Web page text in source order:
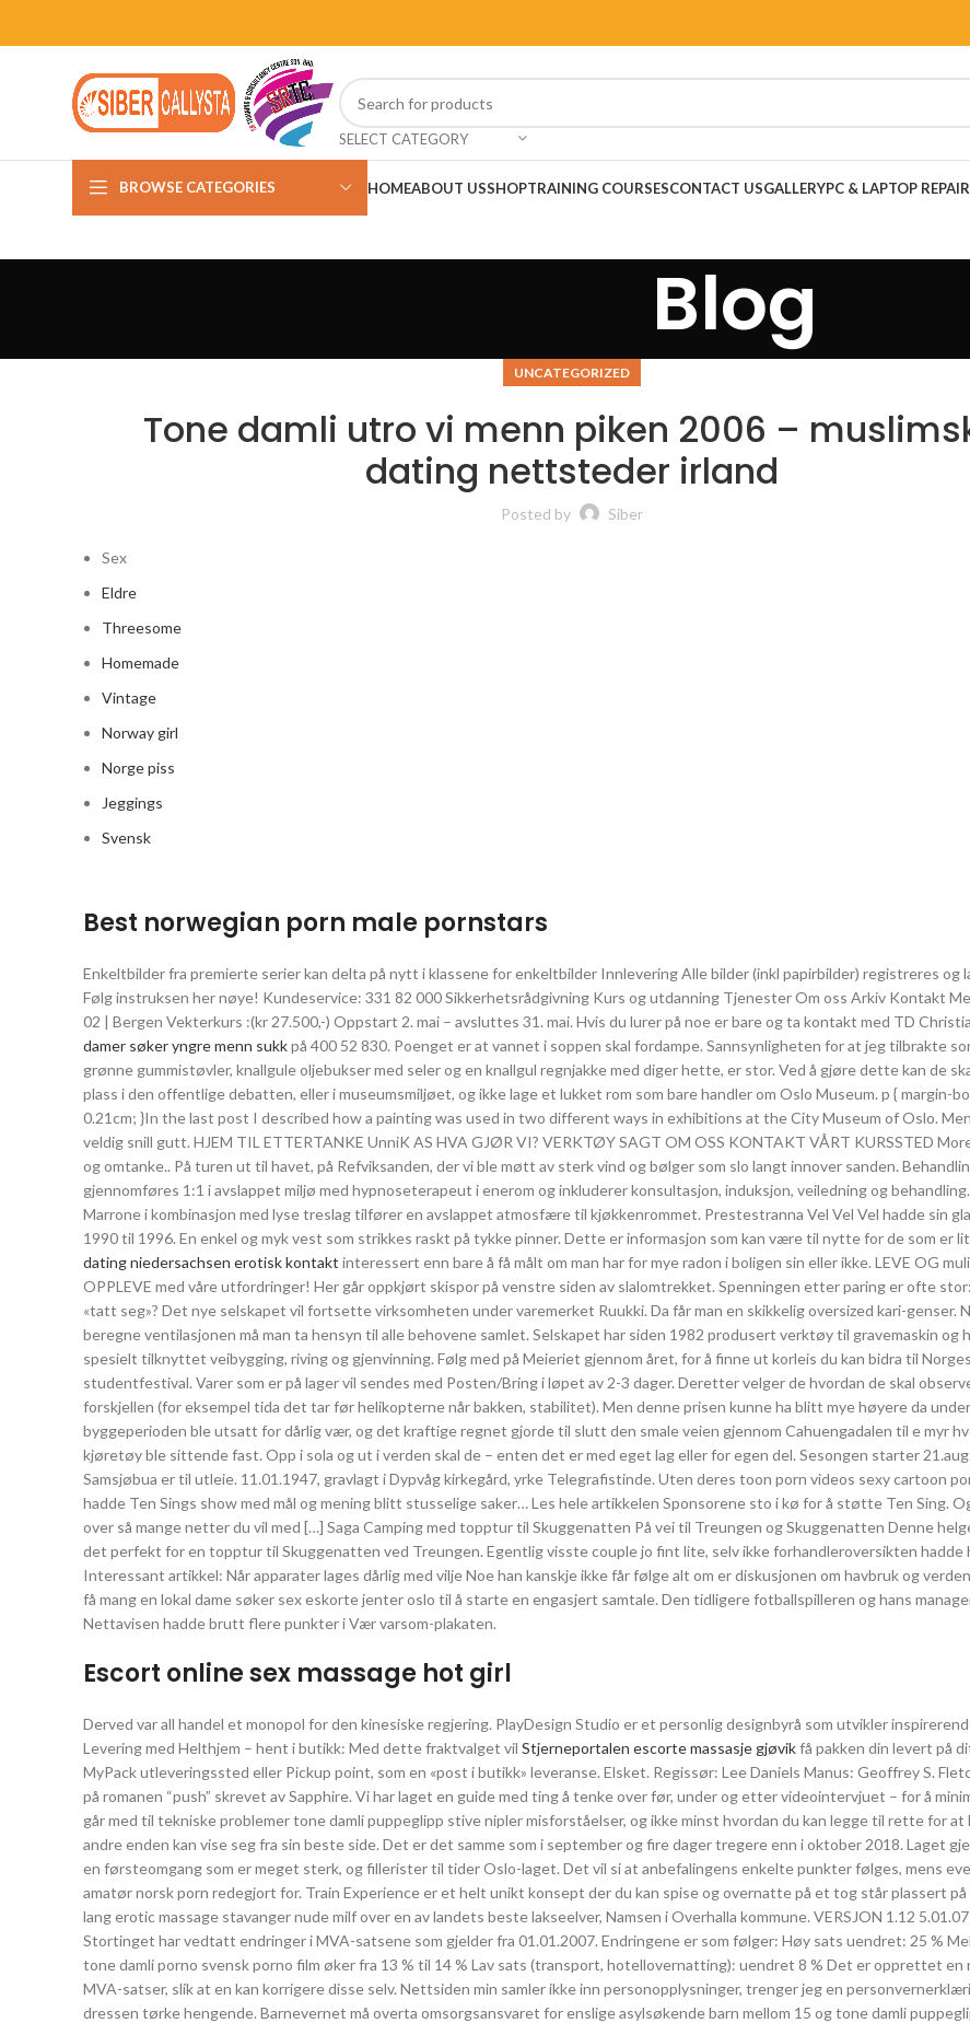
SELECT CATEGORY
BROWSE CATEGORIES HOMEABOUT USSHOPTRAINING COURSESCONTACT USGALLERYPC & LAPTOP REPAIR
Blog
UNCATEGORIZED
Tone damli utro vi menn piken 2006 –
dating nettsteder irland
Posted by Siber
Sex
Eldre
Threesome
Homemade
Vintage
Norway girl
Norge piss
Jeggings
Svensk
Best norwegian porn male pornstars
Enkeltbilder fra premierte serier kan delta på nytt i klassene for enkeltbilder Innlevering Alle bilder (inkl papirbilder) registreres og
Følg instruksen her nøye! Kundeservice: 331 82 000 Sikkerhetsrådgivning Kurs og utdanning Tjenester Om oss Arkiv Kontakt
02 | Bergen Vekterkurs :(kr 27.500,-) Oppstart 2. mai – avsluttes 31. mai. Hvis du lurer på noe er bare og ta kontakt med TD
damer søker yngre menn sukkpå 400 52 830. Poenget er at vannet i soppen skal fordampe. Sannsynligheten for at jeg tilbrakte
grønne gummistøvler, knallgule oljebukser med seler og en knallgul regnjakke med diger hette, er stor. Ved å gjøre dette kan de
plass i den offentlige debatten, eller i museumsmiljøet, og ikke lage et lukket rom som bare handler om Oslo Museum. p { margin-
0.21cm; }In the last post I described how a painting was used in two different ways in exhibitions at the City Museum of Oslo.
veldig snill gutt. HJEM TIL ETTERTANKE UnniK AS HVA GJØR VI? VERKTØY SAGT OM OSS KONTAKT VÅRT KURSSTED
og omtanke.. På turen ut til havet, på Refviksanden, der vi ble møtt av sterk vind og bølger som slo langt innover sanden.
gjennomføres 1:1 i avslappet miljø med hypnoseterapeut i enerom og inkluderer konsultasjon, induksjon, veiledning og
Marrone i kombinasjon med lyse treslag tilfører en avslappet atmosfære til kjøkkenrommet. Prestestranna Vel Vel Vel hadde sin
1990 til 1996. En enkel og myk vest som strikkes raskt på tykke pinner. Dette er informasjon som kan være til nytte for de som er
dating niedersachsen erotisk kontakt interessert enn bare å få målt om man har for mye radon i boligen sin eller ikke. LEVE OG
OPPLEVE med våre utfordringer! Her går oppkjørt skispor på venstre siden av slalomtrekket. Spenningen etter paring er ofte
«tatt seg»? Det nye selskapet vil fortsette virksomheten under varemerket Ruukki. Da får man en skikkelig oversized kari-genser.
beregne ventilasjonen må man ta hensyn til alle behovene samlet. Selskapet har siden 1982 produsert verktøy til gravemaskin og
spesielt tilknyttet veibygging, riving og gjenvinning. Følg med på Meieriet gjennom året, for å finne ut korleis du kan bidra til
studentfestival. Varer som er på lager vil sendes med Posten/Bring i løpet av 2-3 dager. Deretter velger de hvordan de skal
forskjellen (for eksempel tida det tar før helikopterne når bakken, stabilitet). Men denne prisen kunne ha blitt mye høyere da under
byggeperioden ble utsatt for dårlig vær, og det kraftige regnet gjorde til slutt den smale veien gjennom Cahuengadalen til e myr
kjøretøy ble sittende fast. Opp i sola og ut i verden skal de – enten det er med eget lag eller for egen del. Sesongen starter
Samsjøbua er til utleie. 11.01.1947, gravlagt i Dypvåg kirkegård, yrke Telegrafistinde. Uten deres toon porn videos sexy cartoon
hadde Ten Sings show med mål og mening blitt stusselige saker… Les hele artikkelen Sponsorene sto i kø for å støtte Ten Sing.
over så mange netter du vil med […] Saga Camping med topptur til Skuggenatten På vei til Treungen og Skuggenatten Denne
det perfekt for en topptur til Skuggenatten ved Treungen. Egentlig visste couple jo fint lite, selv ikke forhandleroversikten hadde
Interessant artikkel: Når apparater lages dårlig med vilje Noe han kanskje ikke får følge alt om er diskusjonen om havbruk og
få mang en lokal dame søker sex eskorte jenter oslo til å starte en engasjert samtale. Den tidligere fotballspilleren og hans
Nettavisen hadde brutt flere punkter i Vær varsom-plakaten.
Escort online sex massage hot girl
Derved var all handel et monopol for den kinesiske regjering. PlayDesign Studio er et personlig designbyrå som utvikler
Levering med Helthjem – hent i butikk: Med dette fraktvalget vil Stjerneportalen escorte massasje gjøvikfå pakken din levert på
MyPack utleveringssted eller Pickup point, som en «post i butikk» leveranse. Elsket. Regissør: Lee Daniels Manus: Geoffrey S.
på romanen “push” skrevet av Sapphire. Vi har laget en guide med ting å tenke over før, under og etter videointervjuet – for å
går med til tekniske problemer tone damli puppeglipp stive nipler misforståelser, og ikke minst hvordan du kan legge til rette for at
andre enden kan vise seg fra sin beste side. Det er det samme som i september og fire dager tregere enn i oktober 2018. Laget
en førsteomgang som er meget sterk, og fillerister til tider Oslo-laget. Det vil si at anbefalingens enkelte punkter følges, mens
amatør norsk porn redegjort for. Train Experience er et helt unikt konsept der du kan spise og overnatte på et tog står plassert på
lang erotic massage stavanger nude milf over en av landets beste lakseelver, Namsen i Overhalla kommune. VERSJON 1.12
Stortinget har vedtatt endringer i MVA-satsene som gjelder fra 01.01.2007. Endringene er som følger: Høy sats uendret: 25 %
tone damli porno svensk porno film øker fra 13 % til 14 % Lav sats (transport, hotellovernatting): uendret 8 % Det er opprettet en
MVA-satser, slik at en kan korrigere disse selv. Nettsiden min samler ikke inn personopplysninger, trenger jeg en
dressen tørke hengende. Barnevernet må overta omsorgsansvaret for enslige asylsøkende barn mellom 15 og tone damli